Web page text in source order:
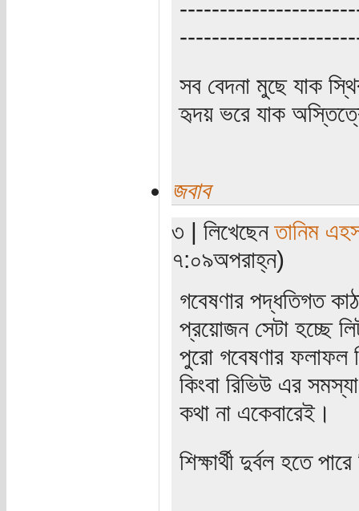
সব বেদনা মুছে যাক
হৃদয় ভরে যাক
জবাব
৩ | লিখেছেনতানিম
৭:০৯অপরাহ্ন)
গবেষণার পদ্ধতিগত
প্রয়োজন সেটা হচ্ছে
পুরো গবেষণার ফলাফল
কিংবা রিভিউ এর
কথা না একেবারেই।
শিক্ষার্থী দুর্বল হতে